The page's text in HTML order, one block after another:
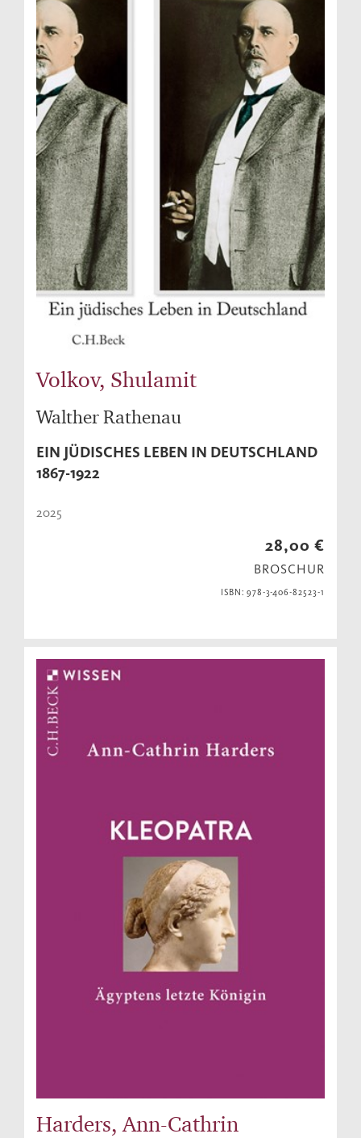
Volkov, Shulamit
Walther Rathenau
EIN JÜDISCHES LEBEN IN DEUTSCHLAND
1867-1922
2025
28,00 €
BROSCHUR
ISBN: 978-3-406-82523-1
Harders, Ann-Cathrin